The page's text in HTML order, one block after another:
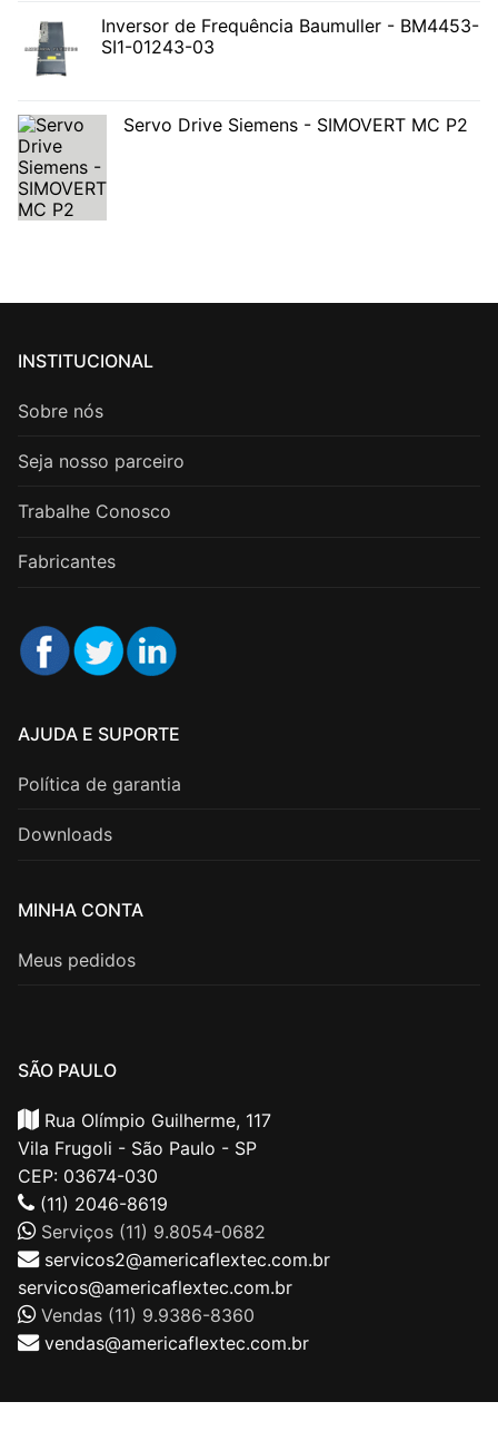
Inversor de Frequência Baumuller - BM4453-
SI1-01243-03
Servo Drive Siemens - SIMOVERT MC P2
INSTITUCIONAL
Sobre nós
Seja nosso parceiro
Trabalhe Conosco
Fabricantes
AJUDA E SUPORTE
Política de garantia
Downloads
MINHA CONTA
Meus pedidos
SÃO PAULO
Rua Olímpio Guilherme, 117
Vila Frugoli - São Paulo - SP
CEP: 03674-030
(11) 2046-8619
Serviços (11) 9.8054-0682
servicos2@americaflextec.com.br
servicos@americaflextec.com.br
Vendas (11) 9.9386-8360
vendas@americaflextec.com.br